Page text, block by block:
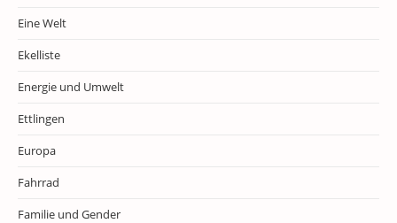
Eine Welt
Ekelliste
Energie und Umwelt
Ettlingen
Europa
Fahrrad
Familie und Gender